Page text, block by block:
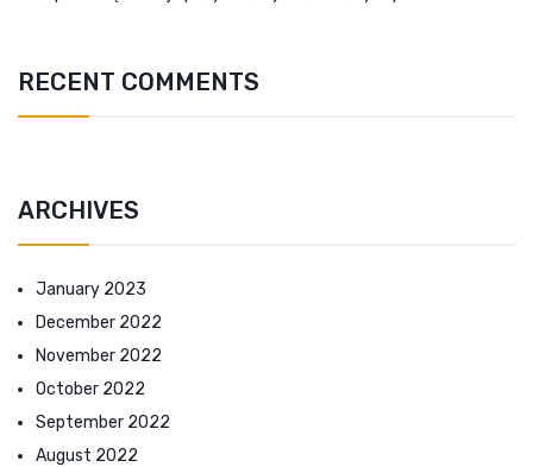
RECENT COMMENTS
ARCHIVES
January 2023
December 2022
November 2022
October 2022
September 2022
August 2022